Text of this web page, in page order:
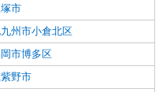
市
州市小倉北区
市博多区
野市